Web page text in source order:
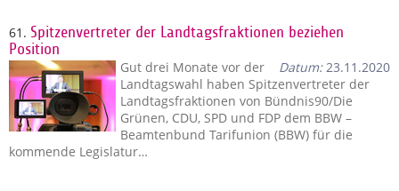
61. Spitzenvertreter der Landtagsfraktionen beziehen
Position
Datum:23.11.2020
Gut drei Monate vor der
Landtagswahl haben Spitzenvertreter der
Landtagsfraktionen von Bündnis90/Die
Grünen, CDU, SPD und FDP dem BBW –
Beamtenbund Tarifunion (BBW) für die
kommende Legislatur…